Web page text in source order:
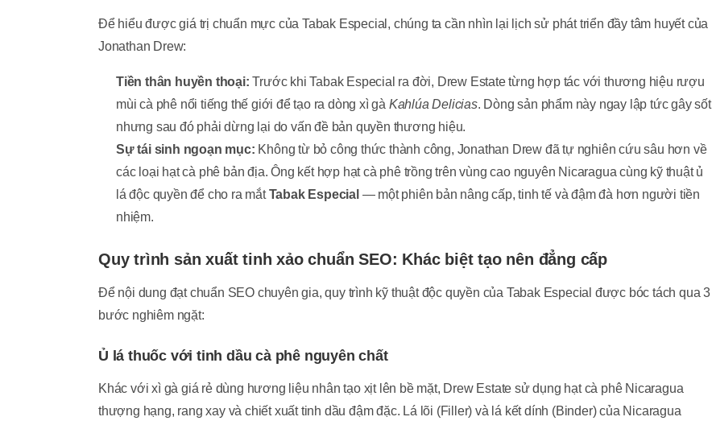
Để hiểu được giá trị chuẩn mực của Tabak Especial, chúng ta cần nhìn lại lịch sử phát triển đầy tâm huyết của
Jonathan Drew:
Tiền thân huyền thoại: Trước khi Tabak Especial ra đời, Drew Estate từng hợp tác với thương hiệu rượu
mùi cà phê nổi tiếng thế giới để tạo ra dòng xì gà Kahlúa Delicias. Dòng sản phẩm này ngay lập tức gây sốt
nhưng sau đó phải dừng lại do vấn đề bản quyền thương hiệu.
Sự tái sinh ngoạn mục: Không từ bỏ công thức thành công, Jonathan Drew đã tự nghiên cứu sâu hơn về
các loại hạt cà phê bản địa. Ông kết hợp hạt cà phê trồng trên vùng cao nguyên Nicaragua cùng kỹ thuật ủ
lá độc quyền để cho ra mắtTabak Especial — một phiên bản nâng cấp, tinh tế và đậm đà hơn người tiền
nhiệm.
Quy trình sản xuất tinh xảo chuẩn SEO: Khác biệt tạo nên đẳng cấp
Để nội dung đạt chuẩn SEO chuyên gia, quy trình kỹ thuật độc quyền của Tabak Especial được bóc tách qua 3
bước nghiêm ngặt:
Ủ lá thuốc với tinh dầu cà phê nguyên chất
Khác với xì gà giá rẻ dùng hương liệu nhân tạo xịt lên bề mặt, Drew Estate sử dụng hạt cà phê Nicaragua
thượng hạng, rang xay và chiết xuất tinh dầu đậm đặc. Lá lõi (Filler) và lá kết dính (Binder) của Nicaragua